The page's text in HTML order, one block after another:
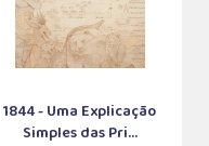
1844 - Uma Explicação
Simples das Pri...